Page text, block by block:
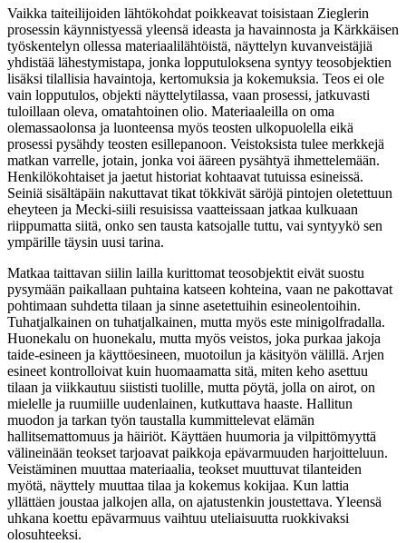
Vaikka taiteilijoiden lähtökohdat poikkeavat toisistaan Zieglerin
prosessin käynnistyessä yleensä ideasta ja havainnosta ja Kärkkäisen
työskentelyn ollessa materiaalilähtöistä, näyttelyn kuvanveistäjiä
yhdistää lähestymistapa, jonka lopputuloksena syntyy teosobjektien
lisäksi tilallisia havaintoja, kertomuksia ja kokemuksia. Teos ei ole
vain lopputulos, objekti näyttelytilassa, vaan prosessi, jatkuvasti
tuloillaan oleva, omatahtoinen olio. Materiaaleilla on oma
olemassaolonsa ja luonteensa myös teosten ulkopuolella eikä
prosessi pysähdy teosten esillepanoon. Veistoksista tulee merkkejä
matkan varrelle, jotain, jonka voi ääreen pysähtyä ihmettelemään.
Henkilökohtaiset ja jaetut historiat kohtaavat tutuissa esineissä.
Seiniä sisältäpäin nakuttavat tikat tökkivät säröjä pintojen oletettuun
eheyteen ja Mecki-siili resuisissa vaatteissaan jatkaa kulkuaan
riippumatta siitä, onko sen tausta katsojalle tuttu, vai syntyykö sen
ympärille täysin uusi tarina.
Matkaa taittavan siilin lailla kurittomat teosobjektit eivät suostu
pysymään paikallaan puhtaina katseen kohteina, vaan ne pakottavat
pohtimaan suhdetta tilaan ja sinne asetettuihin esineolentoihin.
Tuhatjalkainen on tuhatjalkainen, mutta myös este minigolfradalla.
Huonekalu on huonekalu, mutta myös veistos, joka purkaa jakoja
taide-esineen ja käyttöesineen, muotoilun ja käsityön välillä. Arjen
esineet kontrolloivat kuin huomaamatta sitä, miten keho asettuu
tilaan ja viikkautuu siististi tuolille, mutta pöytä, jolla on airot, on
mielelle ja ruumiille uudenlainen, kutkuttava haaste. Hallitun
muodon ja tarkan työn taustalla kummittelevat elämän
hallitsemattomuus ja häiriöt. Käyttäen huumoria ja vilpittömyyttä
välineinään teokset tarjoavat paikkoja epävarmuuden harjoitteluun.
Veistäminen muuttaa materiaalia, teokset muuttuvat tilanteiden
myötä, näyttely muuttaa tilaa ja kokemus kokijaa. Kun lattia
yllättäen joustaa jalkojen alla, on ajatustenkin joustettava. Yleensä
uhkana koettu epävarmuus vaihtuu uteliaisuutta ruokkivaksi
olosuhteeksi.